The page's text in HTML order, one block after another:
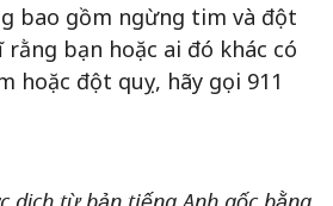
bao gồm ngừng tim và đột
rằng bạn hoặc ai đó khác có
hoặc đột quỵ, hãy gọi 911